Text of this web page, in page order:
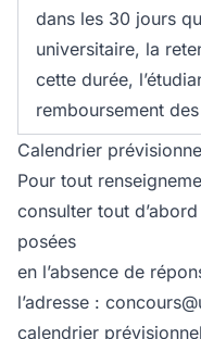
dans les 30 jours
universitaire, la
cette durée,
remboursement
Calendrier
Pour tout
consulter tout d’abord
posées
en l’absence de
l’adresse :
calendrier